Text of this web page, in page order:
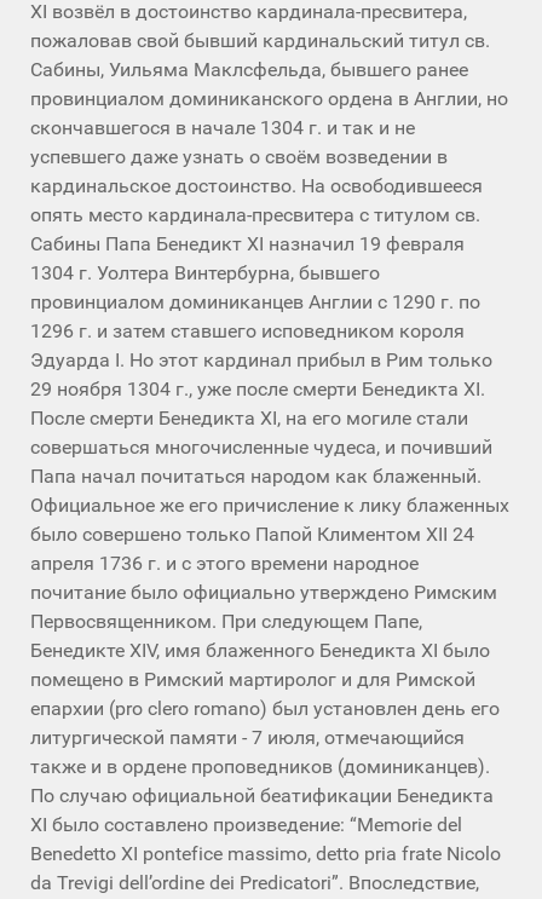
XI возвёл в достоинство кардинала-пресвитера,
пожаловав свой бывший кардинальский титул св.
Сабины, Уильяма Маклсфельда, бывшего ранее
провинциалом доминиканского ордена в Англии, но
скончавшегося в начале 1304 г. и так и не
успевшего даже узнать о своём возведении в
кардинальское достоинство. На освободившееся
опять место кардинала-пресвитера с титулом св.
Сабины Папа Бенедикт XI назначил 19 февраля
1304 г. Уолтера Винтербурна, бывшего
провинциалом доминиканцев Англии с 1290 г. по
1296 г. и затем ставшего исповедником короля
Эдуарда I. Но этот кардинал прибыл в Рим только
29 ноября 1304 г., уже после смерти Бенедикта XI.
После смерти Бенедикта XI, на его могиле стали
совершаться многочисленные чудеса, и почивший
Папа начал почитаться народом как блаженный.
Официальное же его причисление к лику блаженных
было совершено только Папой Климентом XII 24
апреля 1736 г. и с этого времени народное
почитание было официально утверждено Римским
Первосвященником. При следующем Папе,
Бенедикте XIV, имя блаженного Бенедикта XI было
помещено в Римский мартиролог и для Римской
епархии (pro clero romano) был установлен день его
литургической памяти - 7 июля, отмечающийся
также и в ордене проповедников (доминиканцев).
По случаю официальной беатификации Бенедикта
XI было составлено произведение: “Memorie del
Benedetto XI pontefice massimo, detto pria frate Nicolo
da Trevigi dell’ordine dei Predicatori”. Впоследствие,